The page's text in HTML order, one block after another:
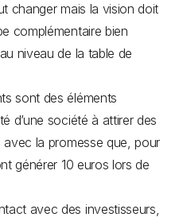
changer mais la vision doit
complémentaire bien
niveau de la table de
sont des éléments
d’une société à attirer des
la promesse que, pour
générer 10 euros lors de
avec des investisseurs,